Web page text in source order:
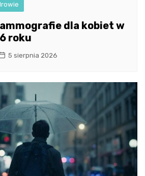
dla kobiet w
roku
5 sierpnia 2026